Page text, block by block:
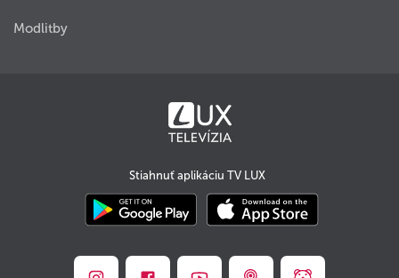
Modlitby
Stiahnuť aplikáciu TV LUX